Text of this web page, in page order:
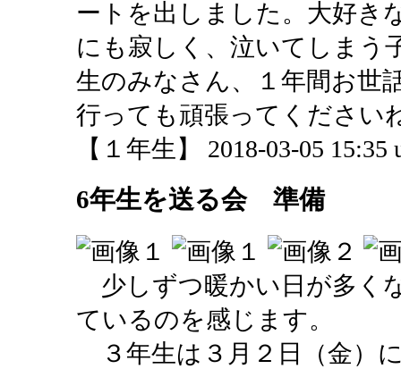
ートを出しました。大好き
にも寂しく、泣いてしまう
生のみなさん、１年間お世
行っても頑張ってください
【１年生】 2018-03-05 15:35
6年生を送る会 準備
少しずつ暖かい日が多く
ているのを感じます。
３年生は３月２日（金）